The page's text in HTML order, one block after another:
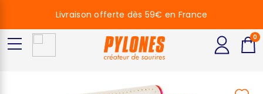
Livraison offerte dès 59€ en France
0